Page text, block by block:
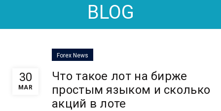
BLOG
30
MAR
Forex News
Что такое лот на бирже
простым языком и сколько
акций в лоте